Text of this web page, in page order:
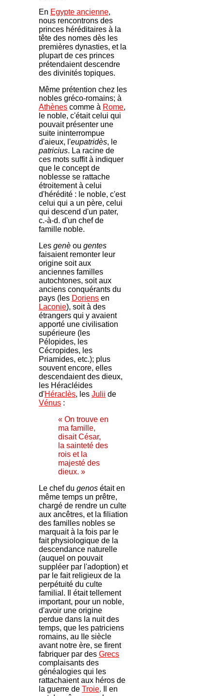
En Egypte ancienne,
nous rencontrons des
princes héréditaires à la
tête des nomes dès les
premières dynasties, et la
plupart de ces princes
prétendaient descendre
des divinités topiques.
Même prétention chez les
nobles gréco-romains; à
Athènes comme à Rome,
le noble, c'était celui qui
pouvait présenter une
suite ininterrompue
d'aieux, l'eupatridès, le
patricius. La racine de
ces mots suffit à indiquer
que le concept de
noblesse se rattache
étroitement à celui
d'hérédité : le noble, c'est
celui qui a un père, celui
qui descend d'un pater,
c.-à-d. d'un chef de
famille noble.
Les genè ou gentes
faisaient remonter leur
origine soit aux
anciennes familles
autochtones, soit aux
anciens conquérants du
pays (les Doriens en
Laconie), soit à des
étrangers qui y avaient
apporté une civilisation
supérieure (les
Pélopides, les
Cécropides, les
Priamides, etc.); plus
souvent encore, elles
descendaient des dieux,
les Héracléides
d'Héraclès, les Julii de
Vénus :
« On trouve en
ma famille,
disait César,
la sainteté des
rois et la
majesté des
dieux. »
Le chef du genos était en
même temps un prêtre,
chargé de rendre un culte
aux ancêtres, et la filiation
des familles nobles se
marquait à la fois par le
fait physiologique de la
descendance naturelle
(auquel on pouvait
suppléer par l'adoption) et
par le fait religieux de la
perpétuité du culte
familial. Il était tellement
important, pour un noble,
d'avoir une origine
perdue dans la nuit des
temps, que les patriciens
romains, au IIe siècle
avant notre ère, se firent
fabriquer par des Grecs
complaisants des
généalogies qui les
rattachaient aux héros de
la guerre de Troie. Il en